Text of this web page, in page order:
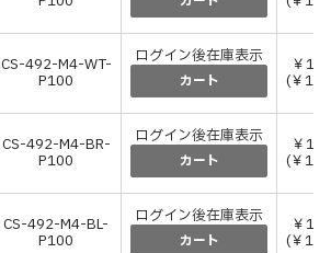
CS-492-M4-WT-
P100
ログイン後在庫表示
カート
￥
(￥
CS-492-M4-BR-
P100
ログイン後在庫表示
カート
￥
(￥
CS-492-M4-BL-
P100
ログイン後在庫表示
カート
￥
(￥